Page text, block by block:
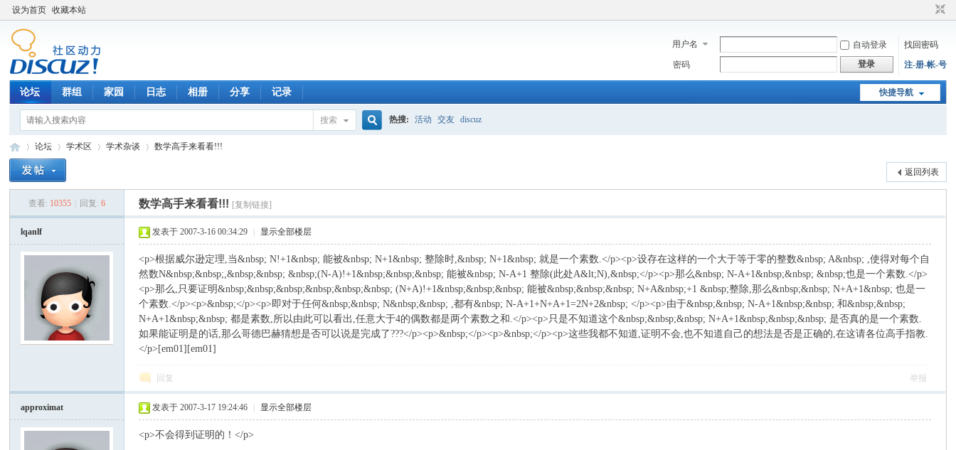
设为首页 收藏本站
用户名 自动登录
找回密码
密码
登录 注-册-帐-号
快捷导航
论坛 群组 家园 日志 相册 分享 记录
搜索 热搜: 活动 交友 discuz
论坛
›
学术区
›
学术杂谈
›
数学高手来看看!!!
返回列表
查看: 10355 回复: 6 数学高手来看看!!! [复制链接]
lqanlf 发表于 2007-3-16 00:34:29 显示全部楼层
<p>根据威尔逊定理,当&nbsp; N!+1&nbsp; 能被&nbsp; N+1&nbsp; 整除时,&nbsp; N+1&nbsp; 就是一个素数.</p><p>设存在这样的一个大于等于零的整数&nbsp; A&nbsp; ,使得对每个自
然数N&nbsp;&nbsp;,&nbsp;&nbsp; &nbsp;(N-A)!+1&nbsp;&nbsp;&nbsp; 能被&nbsp; N-A+1 整除(此处A&lt;N),&nbsp;</p><p>那么&nbsp; N-A+1&nbsp;&nbsp; &nbsp;也是一个素数.</p>
<p>那么,只要证明&nbsp;&nbsp;&nbsp;&nbsp;&nbsp;&nbsp; (N+A)!+1&nbsp;&nbsp;&nbsp; 能被&nbsp;&nbsp;&nbsp; N+A&nbsp;+1 &nbsp;整除,那么&nbsp;&nbsp; N+A+1&nbsp; 也是一
个素数.</p><p>&nbsp;</p><p>即对于任何&nbsp;&nbsp; N&nbsp;&nbsp; ,都有&nbsp; N-A+1+N+A+1=2N+2&nbsp; </p><p>由于&nbsp;&nbsp; N-A+1&nbsp;&nbsp; 和&nbsp;&nbsp;
N+A+1&nbsp;&nbsp; 都是素数,所以由此可以看出,任意大于4的偶数都是两个素数之和.</p><p>只是不知道这个&nbsp;&nbsp;&nbsp; N+A+1&nbsp;&nbsp;&nbsp; 是否真的是一个素数.
如果能证明是的话,那么哥德巴赫猜想是否可以说是完成了???</p><p>&nbsp;</p><p>&nbsp;</p><p>这些我都不知道,证明不会,也不知道自己的想法是否是正确的,在这请各位高手指教.
</p>[em01][em01]
回复 举报
approximat 发表于 2007-3-17 19:24:46 显示全部楼层
<p>不会得到证明的！</p>